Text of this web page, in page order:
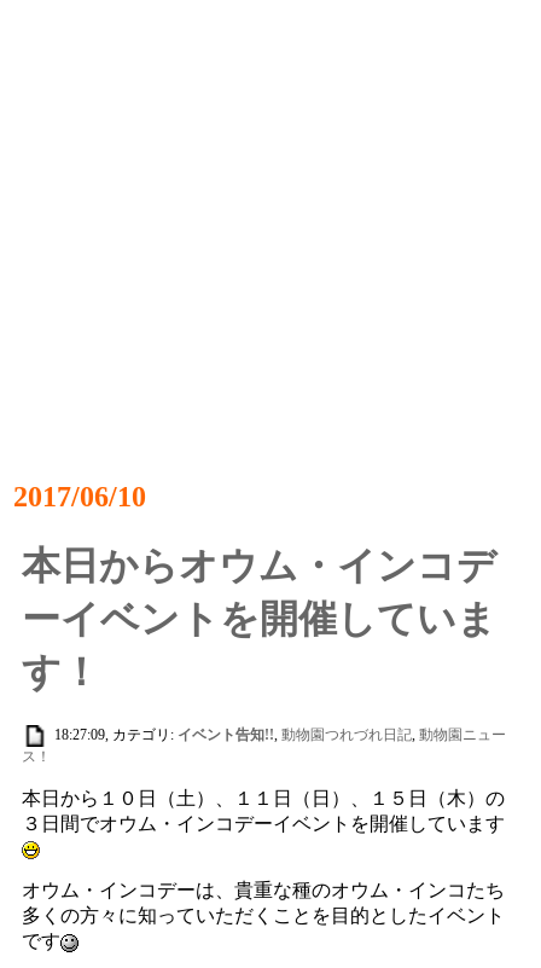
2017/06/10
本日からオウム・インコデ
ーイベントを開催していま
す！
18:27:09, カテゴリ: イベント告知!!,動物園つれづれ日記,動物園ニュー
ス！
本日から１０日（土）、１１日（日）、１５日（木）の
３日間でオウム・インコデーイベントを開催しています
オウム・インコデーは、貴重な種のオウム・インコたち
多くの方々に知っていただくことを目的としたイベント
です